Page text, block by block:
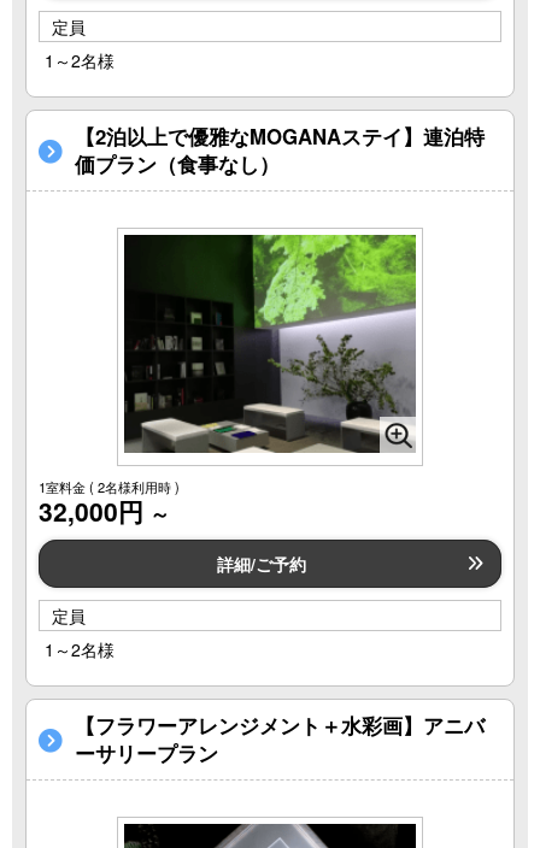
定員
1～2名様
【2泊以上で優雅なMOGANAステイ】連泊特
価プラン（食事なし）
1室料金( 2名様利用時 )
32,000円 ～
詳細/ご予約
定員
1～2名様
【フラワーアレンジメント＋水彩画】アニバ
ーサリープラン